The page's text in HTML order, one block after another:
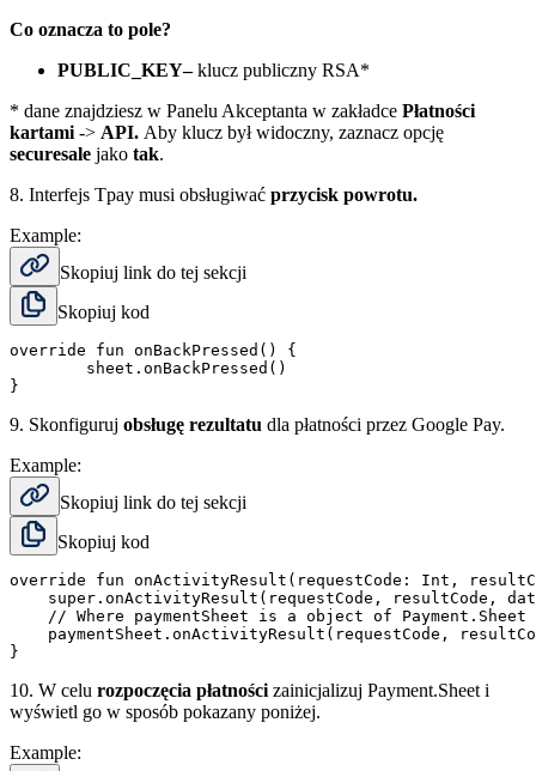
Co oznacza to pole?
PUBLIC_KEY–klucz publiczny RSA*
* dane znajdziesz w Panelu Akceptanta w zakładce Płatności
kartami -> API. Aby klucz był widoczny, zaznacz opcję
securesale jako tak.
8. Interfejs Tpay musi obsługiwać przycisk powrotu.
Example:
Skopiuj link do tej sekcji
Skopiuj kod
override fun onBackPressed() {
        sheet.onBackPressed()
9. Skonfiguruj obsługę rezultatu dla płatności przez Google Pay.
Example:
Skopiuj link do tej sekcji
Skopiuj kod
override fun onActivityResult(requestCode: Int,
super.onActivityResult(requestCode, resultCode,
// Where paymentSheet is a object of Payment.Sheet
paymentSheet.onActivityResult(requestCode,
10. W celu rozpoczęcia płatności zainicjalizuj Payment.Sheet i
wyświetl go w sposób pokazany poniżej.
Example: